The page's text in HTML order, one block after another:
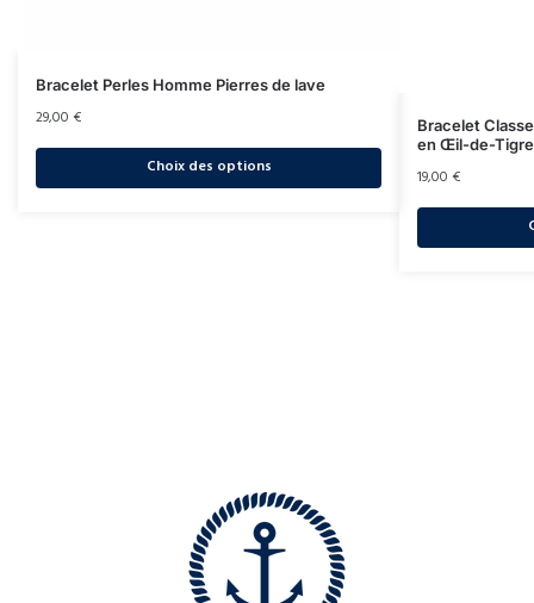
Bracelet Perles Homme Pierres de lave
29,00 €
Choix des options
Bracelet
en Œil-de-Tigre
19,00 €